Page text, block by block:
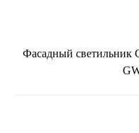
Фасадный светильник